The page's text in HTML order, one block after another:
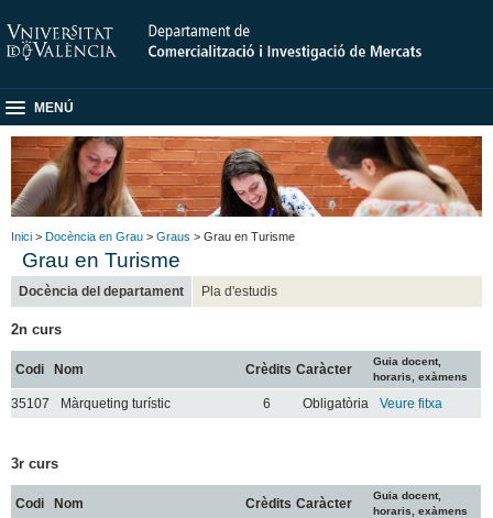
MENÚ
Inici > Docència en Grau > Graus > Grau en Turisme
Grau en Turisme
Docència del departament Pla d'estudis
2n curs
Codi Nom Crèdits Caràcter
Guia docent,
horaris, exàmens
35107 Màrqueting turístic 6 Obligatòria Veure fitxa
3r curs
Codi Nom Crèdits Caràcter
Guia docent,
horaris, exàmens